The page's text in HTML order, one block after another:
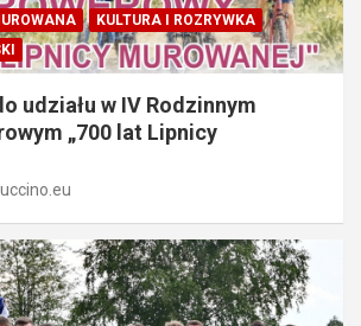
KULTURA I ROZRYWKA
udziału w IV Rodzinnym
„700 lat Lipnicy